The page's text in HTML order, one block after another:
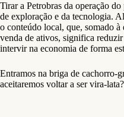
Tirar a Petrobras da operação
de exploração e da tecnologia.
o conteúdo local, que, somado
venda de ativos, significa
intervir na economia de forma
Entramos na briga de cachorro-
aceitaremos voltar a ser vira-lata?